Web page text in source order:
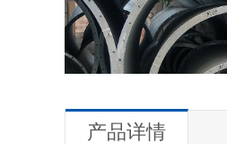
产品详情